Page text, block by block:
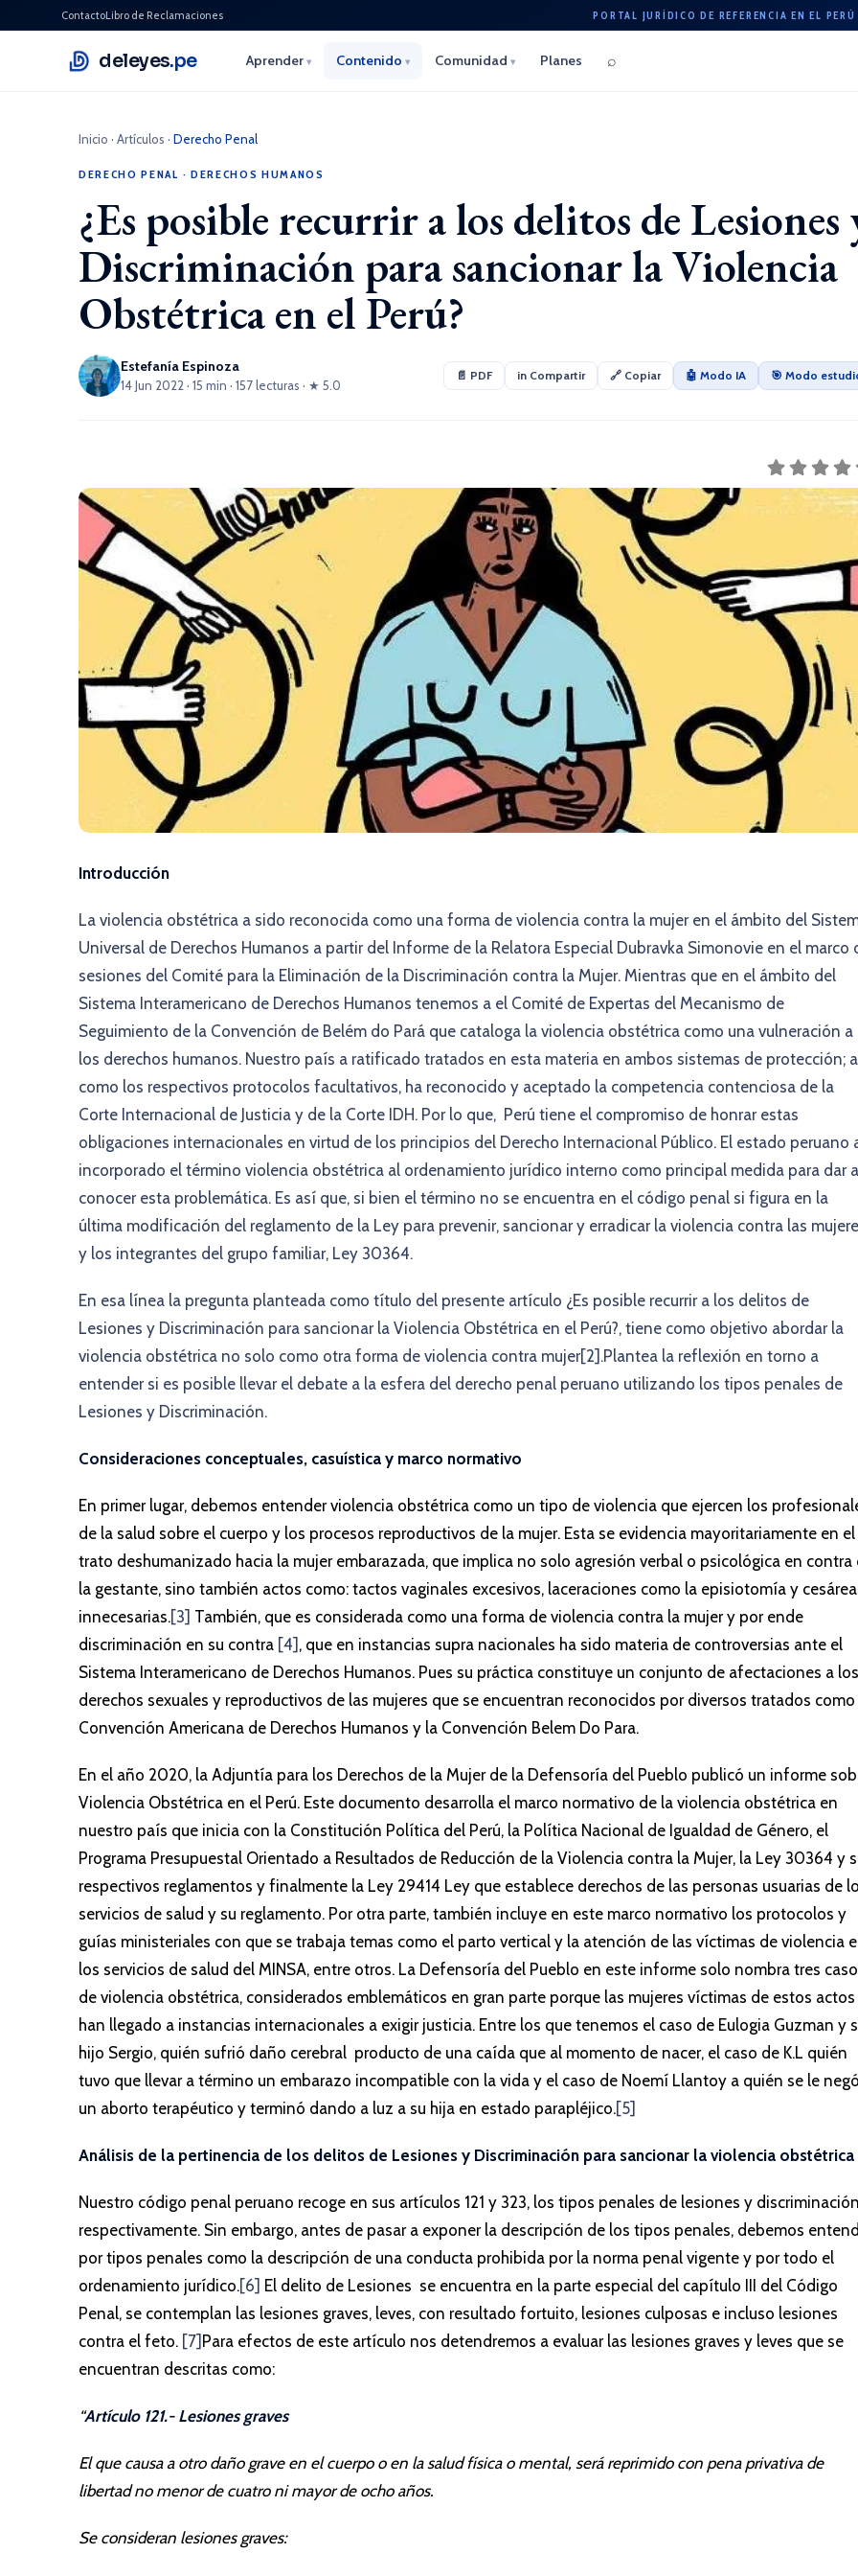
ContactoLibro de Reclamaciones PORTAL JURÍDICO DE REFERENCIA EN EL PERÚ
deleyes.pe Aprender ▾ Contenido ▾ Comunidad ▾ Planes ⌕
Inicio · Artículos · Derecho Penal
DERECHO PENAL · DERECHOS HUMANOS
¿Es posible recurrir a los delitos de Lesiones
Discriminación para sancionar la Violencia
Obstétrica en el Perú?
Estefanía Espinoza
14 Jun 2022 · 15 min · 157 lecturas · ★ 5.0
📄 PDF in Compartir 🔗 Copiar 🤖 Modo IA 🎯 Modo
Introducción
La violencia obstétrica a sido reconocida como una forma de violencia contra la mujer en el ámbito del
Universal de Derechos Humanos a partir del Informe de la Relatora Especial Dubravka Simonovie en el marco
sesiones del Comité para la Eliminación de la Discriminación contra la Mujer. Mientras que en el ámbito del
Sistema Interamericano de Derechos Humanos tenemos a el Comité de Expertas del Mecanismo de
Seguimiento de la Convención de Belém do Pará que cataloga la violencia obstétrica como una vulneración a
los derechos humanos. Nuestro país a ratificado tratados en esta materia en ambos sistemas de protección;
como los respectivos protocolos facultativos, ha reconocido y aceptado la competencia contenciosa de la
Corte Internacional de Justicia y de la Corte IDH. Por lo que, Perú tiene el compromiso de honrar estas
obligaciones internacionales en virtud de los principios del Derecho Internacional Público. El estado peruano
incorporado el término violencia obstétrica al ordenamiento jurídico interno como principal medida para dar a
conocer esta problemática. Es así que, si bien el término no se encuentra en el código penal si figura en la
última modificación del reglamento de la Ley para prevenir, sancionar y erradicar la violencia contra las
y los integrantes del grupo familiar, Ley 30364.
En esa línea la pregunta planteada como título del presente artículo ¿Es posible recurrir a los delitos de
Lesiones y Discriminación para sancionar la Violencia Obstétrica en el Perú?, tiene como objetivo abordar la
violencia obstétrica no solo como otra forma de violencia contra mujer[2].Plantea la reflexión en torno a
entender si es posible llevar el debate a la esfera del derecho penal peruano utilizando los tipos penales de
Lesiones y Discriminación.
Consideraciones conceptuales, casuística y marco normativo
En primer lugar, debemos entender violencia obstétrica como un tipo de violencia que ejercen los
de la salud sobre el cuerpo y los procesos reproductivos de la mujer. Esta se evidencia mayoritariamente en el
trato deshumanizado hacia la mujer embarazada, que implica no solo agresión verbal o psicológica en contra
la gestante, sino también actos como: tactos vaginales excesivos, laceraciones como la episiotomía y
innecesarias.[3] También, que es considerada como una forma de violencia contra la mujer y por ende
discriminación en su contra [4] , que en instancias supra nacionales ha sido materia de controversias ante el
Sistema Interamericano de Derechos Humanos. Pues su práctica constituye un conjunto de afectaciones a los
derechos sexuales y reproductivos de las mujeres que se encuentran reconocidos por diversos tratados como
Convención Americana de Derechos Humanos y la Convención Belem Do Para.
En el año 2020, la Adjuntía para los Derechos de la Mujer de la Defensoría del Pueblo publicó un informe
Violencia Obstétrica en el Perú. Este documento desarrolla el marco normativo de la violencia obstétrica en
nuestro país que inicia con la Constitución Política del Perú, la Política Nacional de Igualdad de Género, el
Programa Presupuestal Orientado a Resultados de Reducción de la Violencia contra la Mujer, la Ley 30364 y
respectivos reglamentos y finalmente la Ley 29414 Ley que establece derechos de las personas usuarias de
servicios de salud y su reglamento. Por otra parte, también incluye en este marco normativo los protocolos y
guías ministeriales con que se trabaja temas como el parto vertical y la atención de las víctimas de violencia
los servicios de salud del MINSA, entre otros. La Defensoría del Pueblo en este informe solo nombra tres
de violencia obstétrica, considerados emblemáticos en gran parte porque las mujeres víctimas de estos actos
han llegado a instancias internacionales a exigir justicia. Entre los que tenemos el caso de Eulogia Guzman y
hijo Sergio, quién sufrió daño cerebral producto de una caída que al momento de nacer, el caso de K.L quién
tuvo que llevar a término un embarazo incompatible con la vida y el caso de Noemí Llantoy a quién se le negó
un aborto terapéutico y terminó dando a luz a su hija en estado parapléjico.[5]
Análisis de la pertinencia de los delitos de Lesiones y Discriminación para sancionar la violencia obstétrica
Nuestro código penal peruano recoge en sus artículos 121 y 323, los tipos penales de lesiones y discriminación
respectivamente. Sin embargo, antes de pasar a exponer la descripción de los tipos penales, debemos
por tipos penales como la descripción de una conducta prohibida por la norma penal vigente y por todo el
ordenamiento jurídico.[6] El delito de Lesiones se encuentra en la parte especial del capítulo III del Código
Penal, se contemplan las lesiones graves, leves, con resultado fortuito, lesiones culposas e incluso lesiones
contra el feto. [7] Para efectos de este artículo nos detendremos a evaluar las lesiones graves y leves que se
encuentran descritas como:
“Artículo 121.- Lesiones graves
El que causa a otro daño grave en el cuerpo o en la salud física o mental, será reprimido con pena privativa de
libertad no menor de cuatro ni mayor de ocho años.
Se consideran lesiones graves: